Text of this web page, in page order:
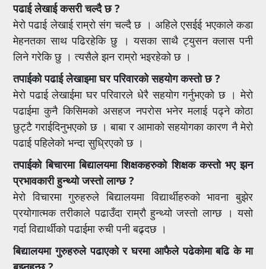
पढाई लेखाई कसरी चल्दै छ ?
मेरो पढाई लेखाई राम्रो संग चल्दै छ । अहिले एसईई भएकाले कडा
मेहनतका साथ पढिरहेकि छु । यसका साथै ट्युसन क्लास पनी
लिने गरेकि छु । त्यसैले झन राम्रो भइरहेको छ ।
तपाईको पढाई लेखाइमा घर परिवारको सहयोग कस्तो छ ?
मेरो पढाई लेखाईमा घर परिवारले धेरै सहयोग गर्नुभएको छ । मेरो
पढाईमा कुनै किसिमको असहज नपरोस भनेर मलाई पढ्ने कोठा
छुट्टै गराईदिनुभएको छ । बाबा र आमाको सहयोगका कारण नै मेरो
पढाई पहिलेको भन्दा सुध्रिएको छ ।
तपाईको बिचारमा बिद्यालयमा शिक्षकहरुको शिक्षक कस्तो भए झन
प्रभावकारी हुन्थ्यो जस्तो लाग्छ ?
मेरो विचारमा गुरुहरुले बिद्यालयमा विद्यार्थीहरुको भावना बुझेर
प्रयोगात्मक तरीकाले पढाउँदा राम्रौ हुन्थ्यो जस्तो लाग्छ । यसो
गर्दा विद्यार्थीको पढाईमा रुची पनी बढ्र्दछ ।
बिद्यालयमा गुरुहरुले पढाएको र घरमा आफैले पढेकोमा बढि के मा